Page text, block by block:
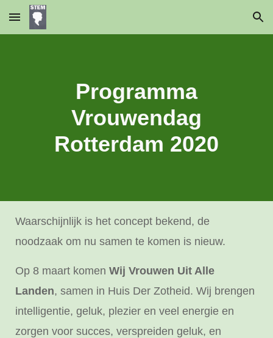
Skip to main content Skip to navigation
Programma
Vrouwendag
Rotterdam 2020
Waarschijnlijk is het concept bekend, de
noodzaak om nu samen te komen is nieuw.
Op 8 maart komenWij Vrouwen Uit Alle
Landen, samen in Huis Der Zotheid. Wij brengen
intelligentie, geluk, plezier en veel energie en
zorgen voor succes, verspreiden geluk, en